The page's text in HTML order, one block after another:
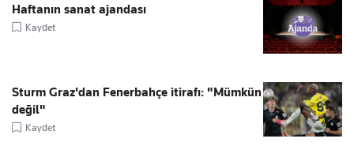
Haftanın sanat ajandası
Kaydet
Sturm Graz'dan Fenerbahçe itirafı: "Mümkün
değil"
Kaydet